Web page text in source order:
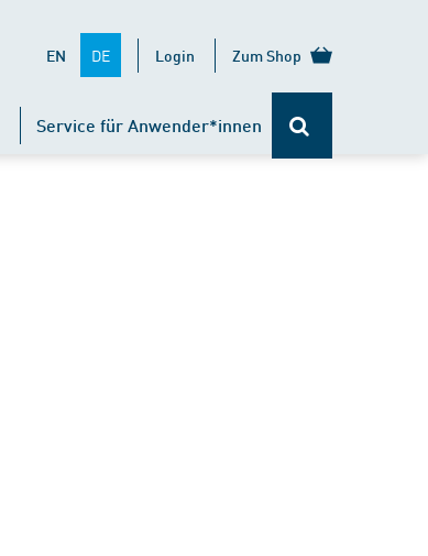
EN DE Login Zum Shop
Service für Anwender*innen